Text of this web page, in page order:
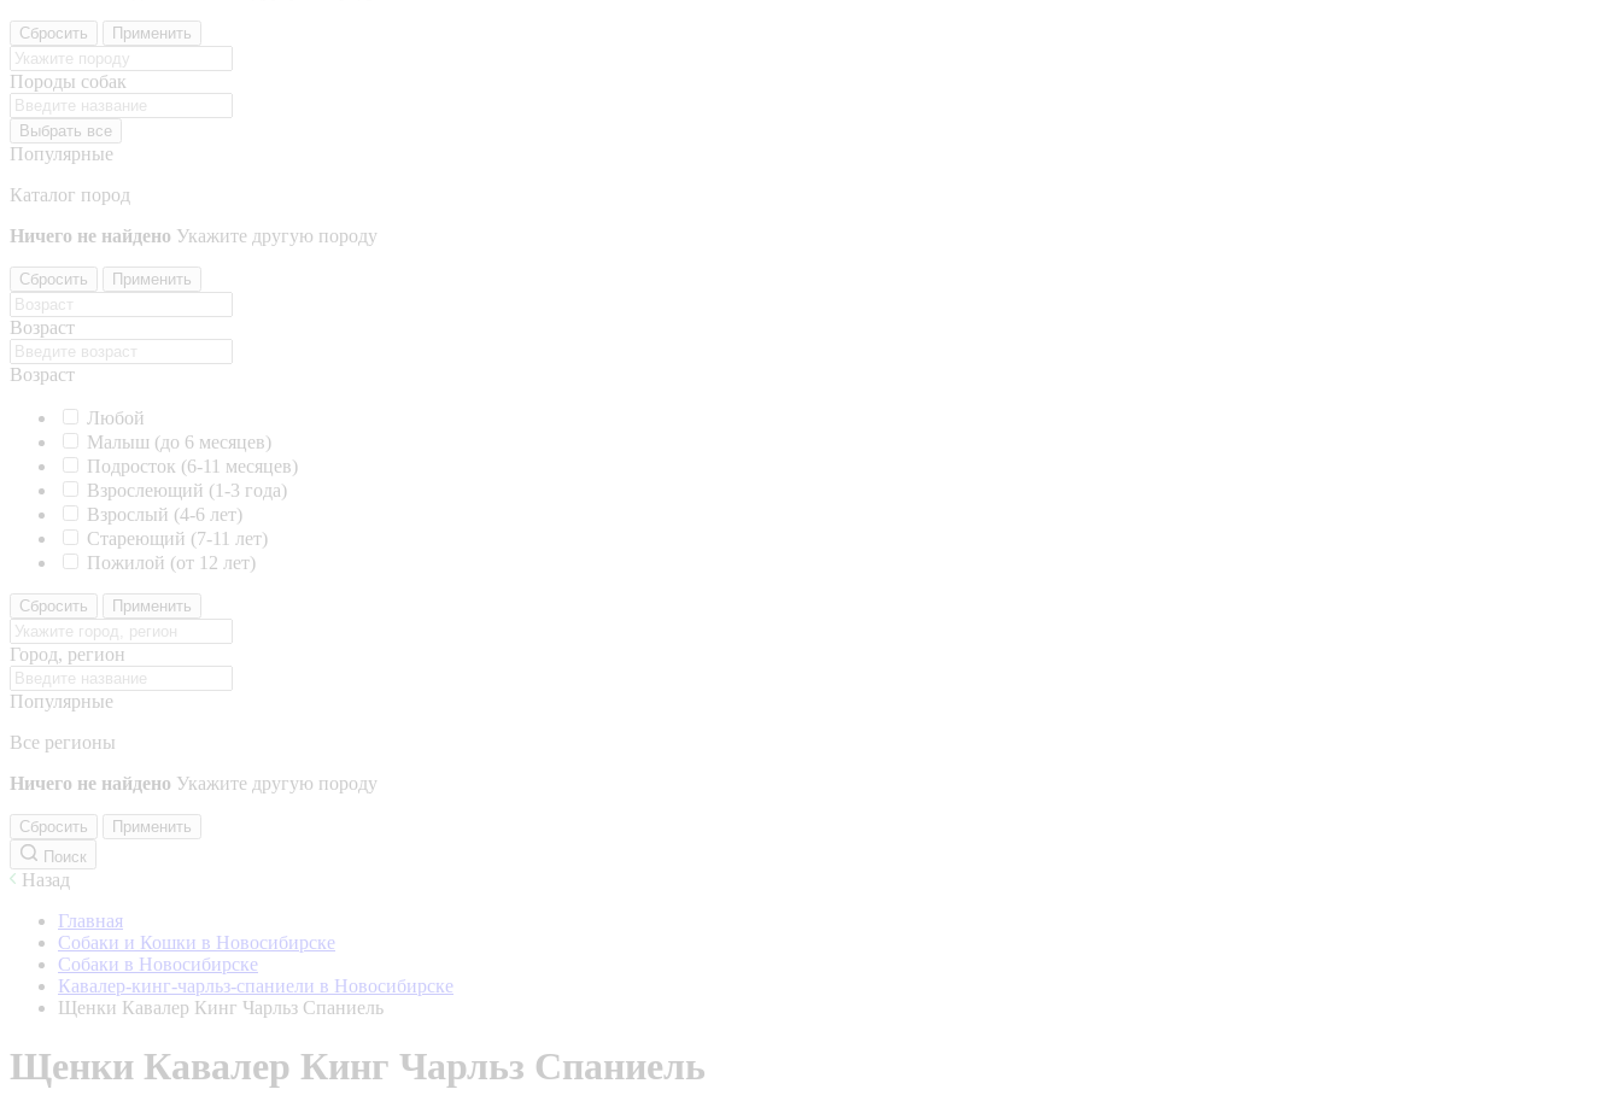
Сбросить Применить
Породы собак
Выбрать все
Популярные
Каталог пород
Ничего не найдено Укажите другую породу
Сбросить Применить
Возраст
Возраст
Любой
Малыш (до 6 месяцев)
Подросток (6-11 месяцев)
Взрослеющий (1-3 года)
Взрослый (4-6 лет)
Стареющий (7-11 лет)
Пожилой (от 12 лет)
Сбросить Применить
Город, регион
Популярные
Все регионы
Ничего не найдено Укажите другую породу
Сбросить
Применить
Поиск
Назад
Главная
Собаки и Кошки в Новосибирске
Собаки в Новосибирске
Кавалер-кинг-чарльз-спаниели в Новосибирске
Щенки Кавалер Кинг Чарльз Спаниель
Щенки Кавалер Кинг Чарльз Спаниель